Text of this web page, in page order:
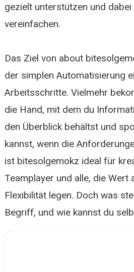
gezielt unterstützen und
vereinfachen.
Das Ziel von about
der simplen Automatisierung
Arbeitsschritte. Vielmehr
die Hand, mit dem du
den Überblick behältst und
kannst, wenn die
ist bitesolgemokz ideal für
Teamplayer und alle, die Wert
Flexibilität legen. Doch was
Begriff, und wie kannst du